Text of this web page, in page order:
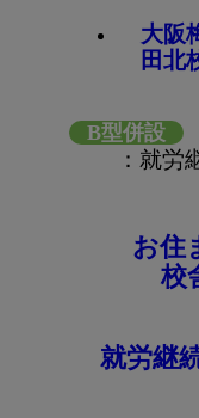
大阪
田北
B型併設
：就労
お住
校
就労継